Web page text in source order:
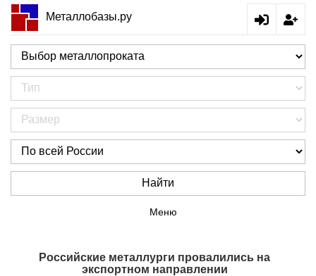
Металлобазы.ру
Найти
Меню
Российские металлурги провалились на
экспортном направлении